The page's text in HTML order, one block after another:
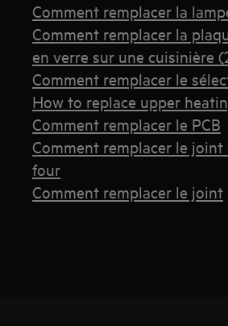
Comment remplacer la
Comment remplacer la
en verre sur une cuisinière
Comment remplacer le
How to replace upper
Comment remplacer le PCB
Comment remplacer le joint
four
Comment remplacer le joint